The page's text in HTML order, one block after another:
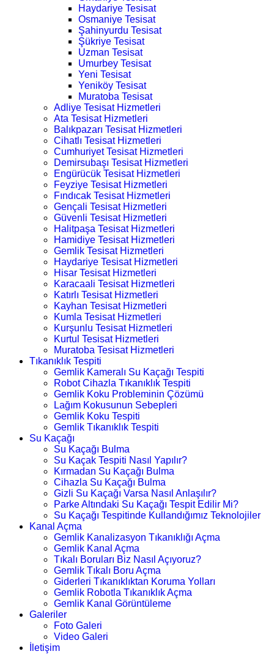
Haydariye Tesisat
Osmaniye Tesisat
Şahinyurdu Tesisat
Şükriye Tesisat
Uzman Tesisat
Umurbey Tesisat
Yeni Tesisat
Yeniköy Tesisat
Muratoba Tesisat
Adliye Tesisat Hizmetleri
Ata Tesisat Hizmetleri
Balıkpazarı Tesisat Hizmetleri
Cihatlı Tesisat Hizmetleri
Cumhuriyet Tesisat Hizmetleri
Demirsubaşı Tesisat Hizmetleri
Engürücük Tesisat Hizmetleri
Feyziye Tesisat Hizmetleri
Fındıcak Tesisat Hizmetleri
Gençali Tesisat Hizmetleri
Güvenli Tesisat Hizmetleri
Halitpaşa Tesisat Hizmetleri
Hamidiye Tesisat Hizmetleri
Gemlik Tesisat Hizmetleri
Haydariye Tesisat Hizmetleri
Hisar Tesisat Hizmetleri
Karacaali Tesisat Hizmetleri
Katırlı Tesisat Hizmetleri
Kayhan Tesisat Hizmetleri
Kumla Tesisat Hizmetleri
Kurşunlu Tesisat Hizmetleri
Kurtul Tesisat Hizmetleri
Muratoba Tesisat Hizmetleri
Tıkanıklık Tespiti
Gemlik Kameralı Su Kaçağı Tespiti
Robot Cihazla Tıkanıklık Tespiti
Gemlik Koku Probleminin Çözümü
Lağım Kokusunun Sebepleri
Gemlik Koku Tespiti
Gemlik Tıkanıklık Tespiti
Su Kaçağı
Su Kaçağı Bulma
Su Kaçak Tespiti Nasıl Yapılır?
Kırmadan Su Kaçağı Bulma
Cihazla Su Kaçağı Bulma
Gizli Su Kaçağı Varsa Nasıl Anlaşılır?
Parke Altındaki Su Kaçağı Tespit Edilir Mi?
Su Kaçağı Tespitinde Kullandığımız Teknolojiler
Kanal Açma
Gemlik Kanalizasyon Tıkanıklığı Açma
Gemlik Kanal Açma
Tıkalı Boruları Biz Nasıl Açıyoruz?
Gemlik Tıkalı Boru Açma
Giderleri Tıkanıklıktan Koruma Yolları
Gemlik Robotla Tıkanıklık Açma
Gemlik Kanal Görüntüleme
Galeriler
Foto Galeri
Video Galeri
İletişim